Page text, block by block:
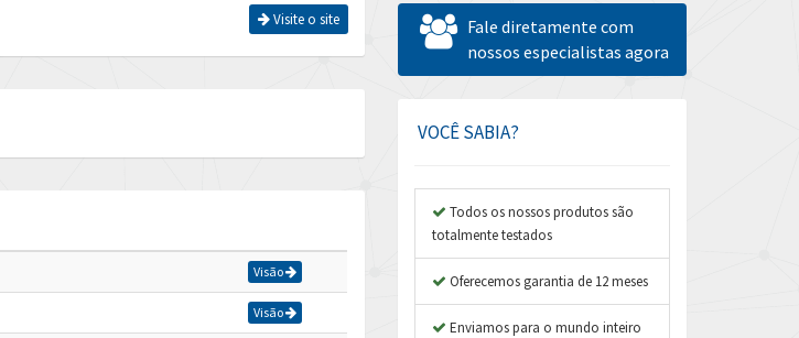
Visite o site
Visão
Visão
Allen West
Amperite
4,219
Amplicon Liveline
Apex Dynamics
4,567
Asco Numatics
Atos
4,276
Autonics
4,747
Fale diretamente com
nossos especialistas agora
VOCÊ SABIA?
Todos os nossos produtos são
totalmente testados
Oferecemos garantia de 12 meses
Enviamos para o mundo inteiro